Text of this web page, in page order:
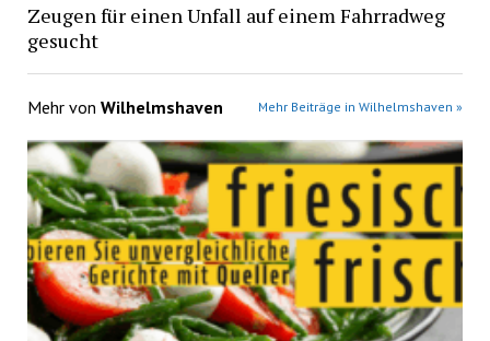
Zeugen für einen Unfall auf einem Fahrradweg
gesucht
Mehr von Wilhelmshaven Mehr Beiträge in Wilhelmshaven »